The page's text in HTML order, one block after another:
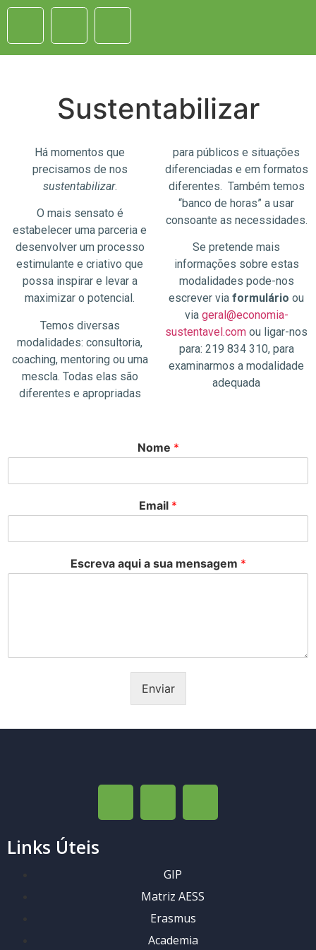
Sustentabilizar
Há momentos que
precisamos de nos
sustentabilizar.
O mais sensato é
estabelecer uma parceria e
desenvolver um processo
estimulante e criativo que
possa inspirar e levar a
maximizar o potencial.
Temos diversas
modalidades: consultoria,
coaching, mentoring ou uma
mescla. Todas elas são
diferentes e apropriadas
para públicos e situações
diferenciadas e em formatos
diferentes. Também temos
“banco de horas” a usar
consoante as necessidades.
Se pretende mais
informações sobre estas
modalidades pode-nos
escrever via formulário ou
via geral@economia-
sustentavel.com ou ligar-nos
para: 219 834 310, para
examinarmos a modalidade
adequada
Nome *
Email *
Escreva aqui a sua mensagem *
Enviar
Links Úteis
GIP
Matriz AESS
Erasmus
Academia